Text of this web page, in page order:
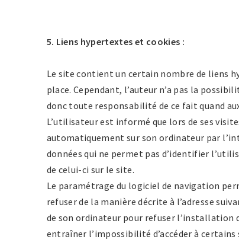
5. Liens hypertextes et cookies :
Le site contient un certain nombre de liens
place. Cependant, l’auteur n’a pas la
donc toute responsabilité de ce fait quand
L’utilisateur est informé que lors de ses
automatiquement sur son ordinateur par
données qui ne permet pas d’identifier
de celui-ci sur le site.
Le paramétrage du logiciel de navigation
refuser de la manière décrite à l’adresse
de son ordinateur pour refuser l’installation
entraîner l’impossibilité d’accéder à